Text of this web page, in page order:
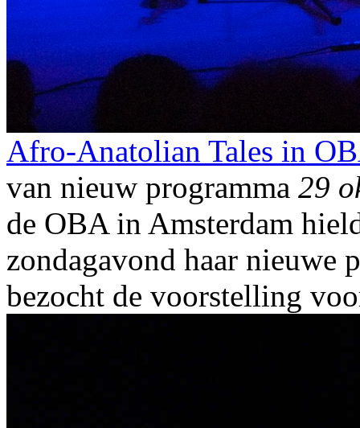
Afro-Anatolian Tales in
van nieuw programma 29
de OBA in Amsterdam
zondagavond haar nieuwe
bezocht de voorstelling